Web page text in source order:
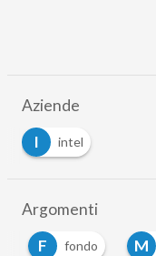
Aziende
I
intel
Argomenti
F
fondo M